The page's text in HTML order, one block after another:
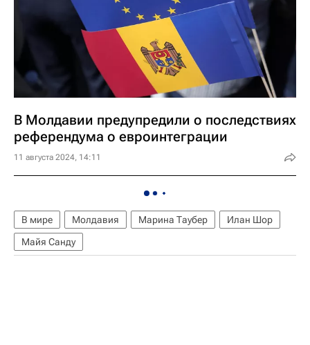
В Молдавии предупредили о последствиях
референдума о евроинтеграции
11 августа 2024, 14:11
В мире Молдавия Марина Таубер
Илан Шор
Майя Санду